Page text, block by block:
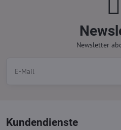
Newsletter
Kundendienste